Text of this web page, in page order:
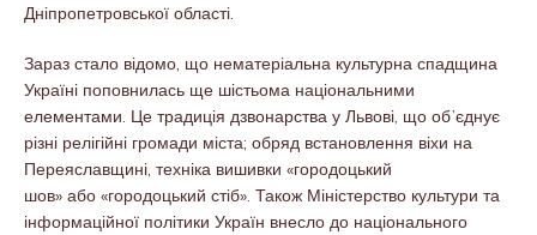
Дніпропетровської області.
Зараз стало відомо, що нематеріальна культурна спадщина
Україні поповнилась ще шістьома національними
елементами. Це традиція дзвонарства у Львові, що обʼєднує
різні релігійні громади міста; обряд встановлення віхи на
Переяславщині, техніка вишивки «городоцький
шов» або «городоцький стіб». Також Міністерство культури та
інформаційної політики Україн внесло до національного